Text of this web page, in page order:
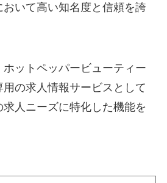
いて高い知名度と信頼を誇
ットペッパービューティー
の求人情報サービスとして
人ニーズに特化した機能を